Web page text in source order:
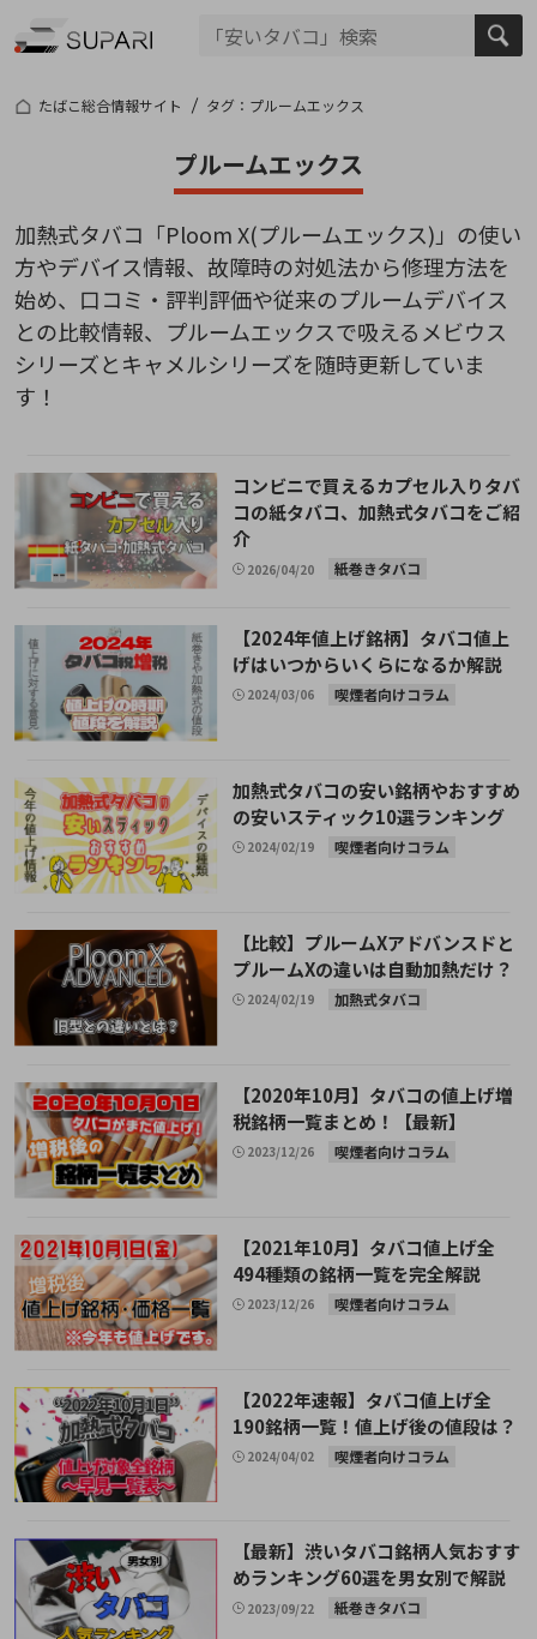
たばこ総合情報サイト タグ：プルームエックス
プルームエックス
加熱式タバコ「Ploom X(プルームエックス)」の使い
方やデバイス情報、故障時の対処法から修理方法を
始め、口コミ・評判評価や従来のプルームデバイス
との比較情報、プルームエックスで吸えるメビウス
シリーズとキャメルシリーズを随時更新していま
す！
コンビニで買えるカプセル入りタバ
コの紙タバコ、加熱式タバコをご紹
介
2026/04/20 紙巻きタバコ
【2024年値上げ銘柄】タバコ値上
げはいつからいくらになるか解説
2024/03/06 喫煙者向けコラム
加熱式タバコの安い銘柄やおすすめ
の安いスティック10選ランキング
2024/02/19 喫煙者向けコラム
【比較】プルームXアドバンスドと
プルームXの違いは自動加熱だけ？
2024/02/19 加熱式タバコ
【2020年10月】タバコの値上げ増
税銘柄一覧まとめ！【最新】
2023/12/26 喫煙者向けコラム
【2021年10月】タバコ値上げ全
494種類の銘柄一覧を完全解説
2023/12/26 喫煙者向けコラム
【2022年速報】タバコ値上げ全
190銘柄一覧！値上げ後の値段は？
2024/04/02 喫煙者向けコラム
【最新】渋いタバコ銘柄人気おすす
めランキング60選を男女別で解説
2023/09/22 紙巻きタバコ